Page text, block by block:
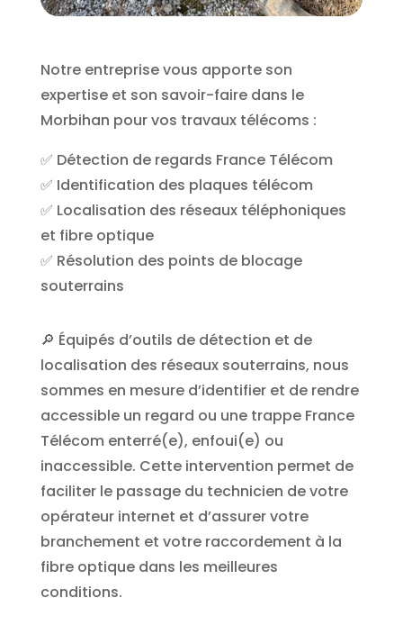
Notre entreprise vous apporte son
expertise et son savoir-faire dans le
Morbihan pour vos travaux télécoms :
✅ Détection de regards France Télécom
✅ Identification des plaques télécom
✅ Localisation des réseaux téléphoniques
et fibre optique
✅ Résolution des points de blocage
souterrains
🔎 Équipés d’outils de détection et de
localisation des réseaux souterrains, nous
sommes en mesure d’identifier et de rendre
accessible un regard ou une trappe France
Télécom enterré(e), enfoui(e) ou
inaccessible. Cette intervention permet de
faciliter le passage du technicien de votre
opérateur internet et d’assurer votre
branchement et votre raccordement à la
fibre optique dans les meilleures
conditions.